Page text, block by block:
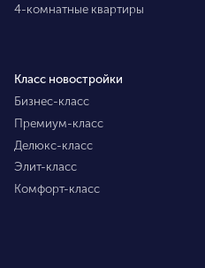
4-комнатные квартиры
Класс новостройки
Бизнес-класс
Премиум-класс
Делюкс-класс
Элит-класс
Комфорт-класс